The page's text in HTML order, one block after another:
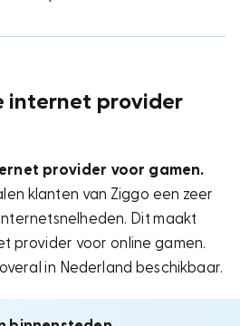
internet provider
provider voor gamen.
klanten van Ziggo een zeer
Dit maakt
provider voor online gamen.
in Nederland beschikbaar.